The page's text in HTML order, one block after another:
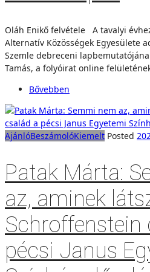
Oláh Enikő felvétele A tavalyi
Alternatív Közösségek Egyesülete
Szemle debreceni
Tamás, a folyóirat online
Bővebben
AjánlóBeszámolóKiemelt Posted
Patak Márta:
az, aminek
Schroffenstein
pécsi Janus